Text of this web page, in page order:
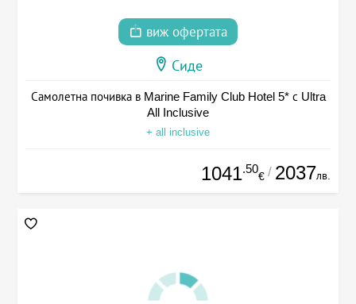
виж офертата
Сиде
Самолетна почивка в Marine Family Club Hotel 5* с Ultra
All Inclusive
+ all inclusive
1041.50
€ / 2037лв.